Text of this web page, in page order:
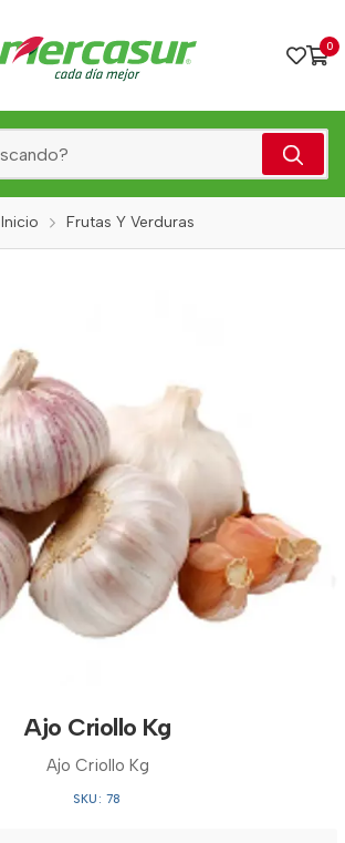
0
Inicio Frutas Y Verduras
Ajo Criollo Kg
Ajo Criollo Kg
SKU: 78